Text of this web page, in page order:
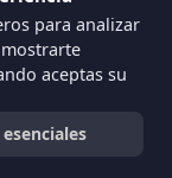
para analizar
aceptas su